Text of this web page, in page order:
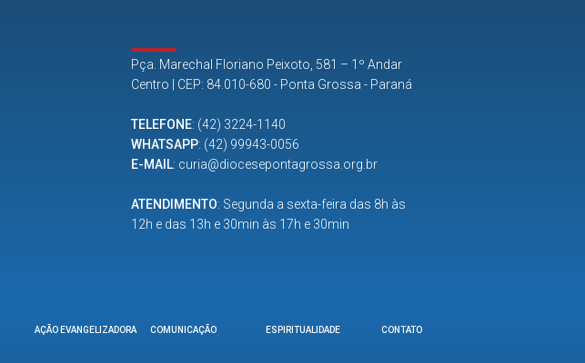
Pça. Marechal Floriano Peixoto, 581 – 1º Andar
Centro | CEP: 84.010-680 - Ponta Grossa - Paraná
TELEFONE: (42) 3224-1140
WHATSAPP: (42) 99943-0056
E-MAIL: curia@diocesepontagrossa.org.br
ATENDIMENTO: Segunda a sexta-feira das 8h às
12h e das 13h e 30min às 17h e 30min
AÇÃO EVANGELIZADORA COMUNICAÇÃO ESPIRITUALIDADE CONTATO